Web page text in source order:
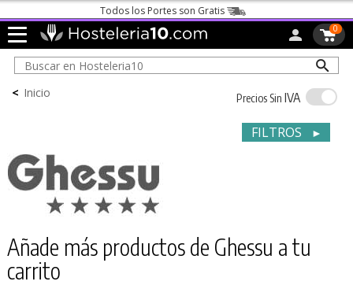
Todos los Portes son Gratis
0
< Inicio Precios Sin IVA
FILTROS ►
Añade más productos de Ghessu a tu
carrito